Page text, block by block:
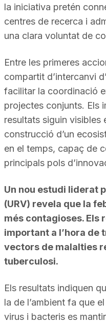
la iniciativa pretén
centres de recerca i
una clara voluntat de
Entre les primeres
compartit d’intercanvi
facilitar la coordinació
projectes conjunts. Els
resultats siguin visibles
construcció d’un
en el temps, capaç de
principals pols
Un nou estudi liderat
(URV) revela que la
més contagioses. Els
important a l’hora de
vectors de malalties
tuberculosi.
Els resultats indiquen
la de l’ambient fa que
virus i bacteris es